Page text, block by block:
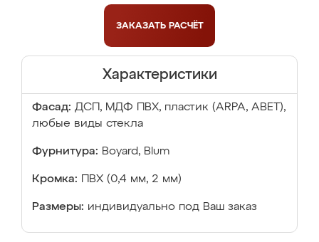
ЗАКАЗАТЬ РАСЧЁТ
Характеристики
Фасад: ДСП, МДФ ПВХ, пластик (ARPA, ABET),
любые виды стекла
Фурнитура: Boyard, Blum
Кромка: ПВХ (0,4 мм, 2 мм)
Размеры: индивидуально под Ваш заказ